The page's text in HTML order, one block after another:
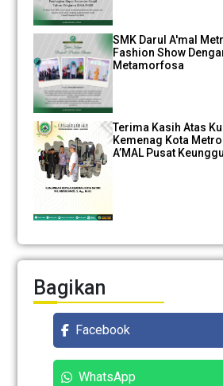
SMK Darul A'mal
Fashion Show
Metamorfosa
Terima Kasih Atas
Kemenag Kota Metro
A’MAL Pusat
Bagikan
Facebook
WhatsApp